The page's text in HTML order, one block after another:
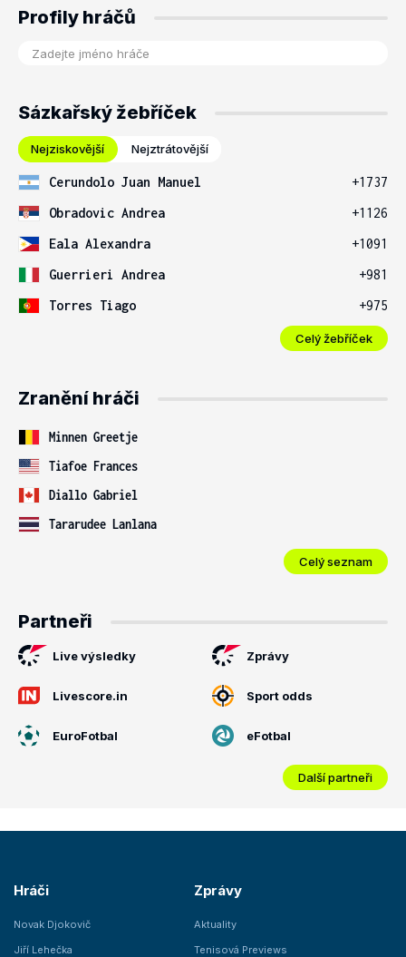
Profily hráčů
Sázkařský žebříček
Nejziskovější Nejztrátovější
Cerundolo Juan Manuel
+1737
Obradovic Andrea
+1126
Eala Alexandra
+1091
Guerrieri Andrea
+981
Torres Tiago
+975
Celý žebříček
Zranění hráči
Minnen Greetje
Tiafoe Frances
Diallo Gabriel
Tararudee Lanlana
Celý seznam
Partneři
Live výsledky Zprávy
Livescore.in Sport odds
EuroFotbal eFotbal
Další partneři
Hráči
Novak Djokovič
Jiří Lehečka
Zprávy
Aktuality
Tenisová Previews